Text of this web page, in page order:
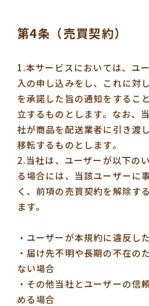
第4条（売買契約）
1.本サービスにおいては、ユ
入の申し込みをし、これに対
を承諾した旨の通知をするこ
立するものとします。なお、
社が商品を配送業者に引き渡
移転するものとします。
2.当社は、ユーザーが以下の
る場合には、当該ユーザーに
く、前項の売買契約を解除す
ます。
・ユーザーが本規約に違反し
・届け先不明や長期の不在の
ない場合
・その他当社とユーザーの信
める場合